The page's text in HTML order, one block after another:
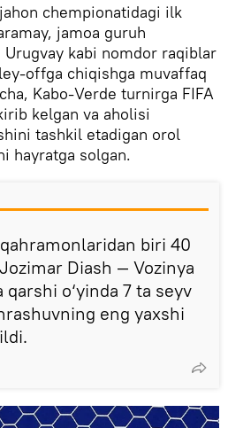
chempionatidagi ilk
jamoa guruh
Urugvay kabi nomdor raqiblar
offga chiqishga muvaffaq
Kabo-Verde turnirga FIFA
kelgan va aholisi
tashkil etadigan orol
hayratga solgan.
biri 40
Diash — Vozinya
qarshi o‘yinda 7 ta seyv
eng yaxshi